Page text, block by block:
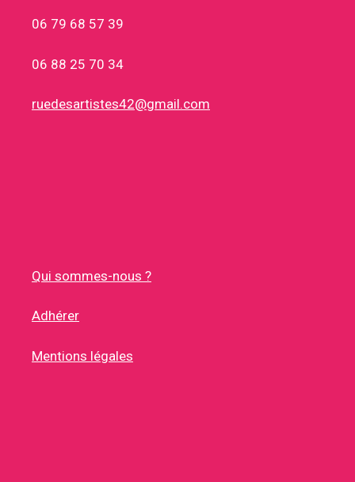
06 79 68 57 39
06 88 25 70 34
ruedesartistes42@gmail.com
Qui sommes-nous ?
Adhérer
Mentions légales